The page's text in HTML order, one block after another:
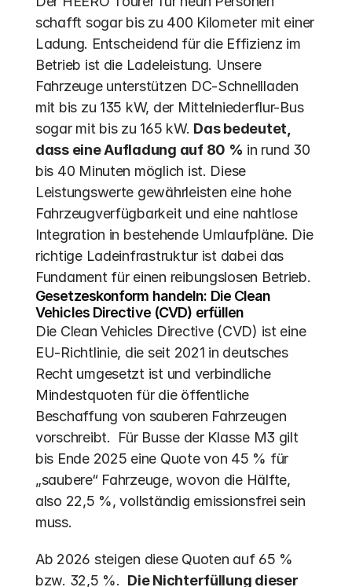
schafft sogar bis zu 400 Kilometer mit einer
Ladung. Entscheidend für die Effizienz im
Betrieb ist die Ladeleistung. Unsere
Fahrzeuge unterstützen DC-Schnellladen
mit bis zu 135 kW, der Mittelniederflur-Bus
sogar mit bis zu 165 kW. Das bedeutet,
dass eine Aufladung auf 80 % in rund 30
bis 40 Minuten möglich ist. Diese
Leistungswerte gewährleisten eine hohe
Fahrzeugverfügbarkeit und eine nahtlose
Integration in bestehende Umlaufpläne. Die
richtige Ladeinfrastruktur ist dabei das
Fundament für einen reibungslosen Betrieb.
Gesetzeskonform handeln: Die Clean
Vehicles Directive (CVD) erfüllen
Die Clean Vehicles Directive (CVD) ist eine
EU-Richtlinie, die seit 2021 in deutsches
Recht umgesetzt ist und verbindliche
Mindestquoten für die öffentliche
Beschaffung von sauberen Fahrzeugen
vorschreibt.  Für Busse der Klasse M3 gilt
bis Ende 2025 eine Quote von 45 % für
„saubere“ Fahrzeuge, wovon die Hälfte,
also 22,5 %, vollständig emissionsfrei sein
muss.
Ab 2026 steigen diese Quoten auf 65 %
bzw. 32,5 %. Die Nichterfüllung dieser